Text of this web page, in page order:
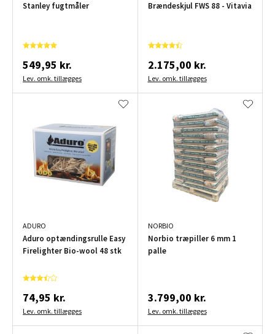
Stanley fugtmåler
549,95 kr.
Lev. omk. tillægges
Brændeskjul FWS 88 - Vitavia
2.175,00 kr.
Lev. omk. tillægges
ADURO
Aduro optændingsrulle Easy
Firelighter Bio-wool 48 stk
74,95 kr.
Lev. omk. tillægges
NORBIO
Norbio træpiller 6 mm 1
palle
3.799,00 kr.
Lev. omk. tillægges